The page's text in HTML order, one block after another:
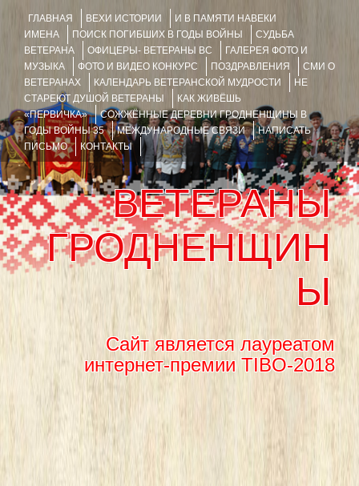
ГЛАВНАЯ ВЕХИ ИСТОРИИ
И В ПАМЯТИ НАВЕКИ
ИМЕНА
ПОИСК ПОГИБШИХ В ГОДЫ ВОЙНЫ
СУДЬБА
ВЕТЕРАНА
ОФИЦЕРЫ- ВЕТЕРАНЫ ВС
ГАЛЕРЕЯ ФОТО И
МУЗЫКА
ФОТО И ВИДЕО КОНКУРС ПОЗДРАВЛЕНИЯ
СМИ О
ВЕТЕРАНАХ
КАЛЕНДАРЬ ВЕТЕРАНСКОЙ МУДРОСТИ
НЕ
СТАРЕЮТ ДУШОЙ ВЕТЕРАНЫ
КАК ЖИВЁШЬ
«ПЕРВИЧКА»
СОЖЖЁННЫЕ ДЕРЕВНИ ГРОДНЕНЩИНЫ В
ГОДЫ ВОЙНЫ 35
МЕЖДУНАРОДНЫЕ СВЯЗИ
НАПИСАТЬ
ПИСЬМО
КОНТАКТЫ
ВЕТЕРАНЫ
ГРОДНЕНЩИН
Ы
Сайт является лауреатом
интернет-премии TIBO-2018